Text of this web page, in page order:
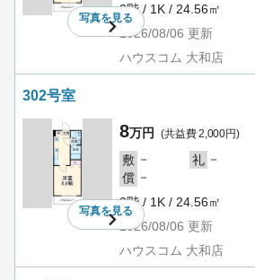
写真を見る
2階 / 1K / 24.56㎡
2026/08/06 更新
ハウスコム 大和店
302号室
写真を見る
8万円 (共益費 2,000円)
敷 － 礼 －
償 －
3階 / 1K / 24.56㎡
2026/08/06 更新
ハウスコム 大和店